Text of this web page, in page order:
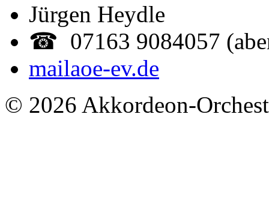
Jürgen Heydle
☎ 07163 9084057
mailaoe-ev.de
© 2026 Akkordeon-